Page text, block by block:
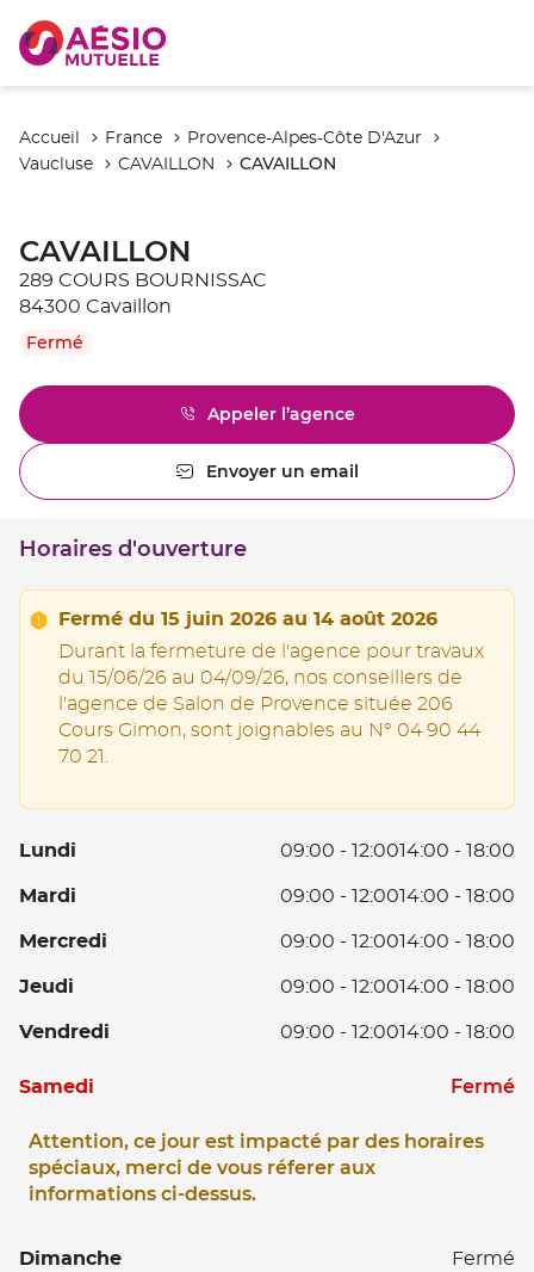
Accueil France
Provence-Alpes-Côte D'Azur
Vaucluse
CAVAILLON CAVAILLON
CAVAILLON
289 COURS BOURNISSAC
84300 Cavaillon
Fermé
Appeler l’agence
Afficher
le
numéro
vente
CAVAILLON
Envoyer un email
l'agence
CAVAILLON
Horaires d'ouverture
Fermé du 15 juin 2026 au 14 août 2026
Durant la fermeture de l'agence pour travaux
du 15/06/26 au 04/09/26, nos conseillers de
l'agence de Salon de Provence située 206
Cours Gimon, sont joignables au N° 04 90 44
70 21.
Lundi 09:00 - 12:0014:00 - 18:00
à
Mardi 09:00 - 12:0014:00 - 18:00
Mercredi 09:00 - 12:0014:00 - 18:00
Jeudi 09:00 - 12:0014:00 - 18:00
Vendredi 09:00 - 12:0014:00 - 18:00
Horaires
d'aujourd'hui
Samedi Fermé
Attention, ce jour est impacté par des horaires
spéciaux, merci de vous réferer aux
informations ci-dessus.
Dimanche Fermé